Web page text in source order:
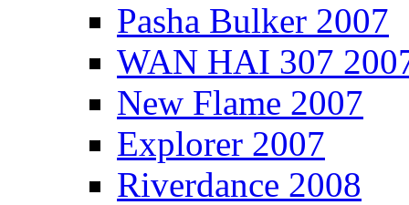
Pasha Bulker 2007
WAN HAI 307
New Flame 2007
Explorer 2007
Riverdance 2008